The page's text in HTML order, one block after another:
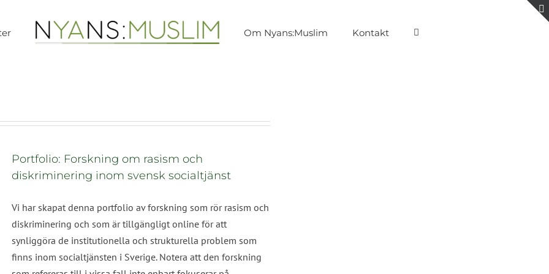
Om Nyans:Muslim Kontakt
Portfolio: Forskning om rasism och
diskriminering inom svensk socialtjänst
Vi har skapat denna portfolio av forskning som rör rasism och
diskriminering och som är tillgängligt online för att
synliggöra de institutionella och strukturella problem som
finns inom socialtjänsten i Sverige. Notera att den forskning